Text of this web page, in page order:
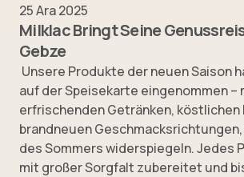
25 Ara 2025
Milklac Bringt Seine
Gebze
Unsere Produkte der neuen Saison
auf der Speisekarte eingenommen –
erfrischenden Getränken,
brandneuen
des Sommers widerspiegeln. Jedes
mit großer Sorgfalt zubereitet und